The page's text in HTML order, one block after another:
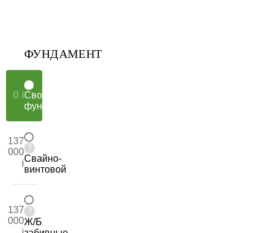
ФУНДАМЕНТ
Свой
фундамент
0
?
Свайно-
винтовой
137
000
?
Ж/Б
137
000